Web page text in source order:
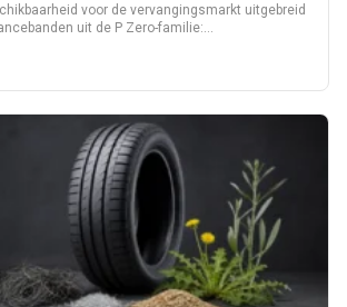
voor de vervangingsmarkt uitgebreid
uit de P Zero-familie:…